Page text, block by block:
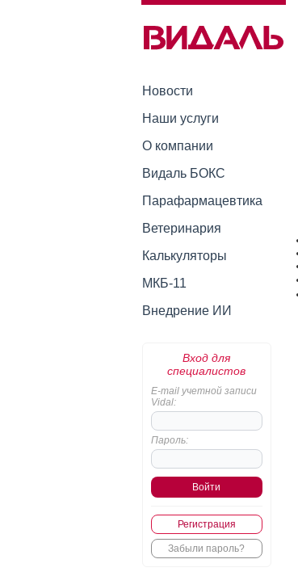
Новости
Наши услуги
О компании
Видаль БОКС
Парафармацевтика
Ветеринария
Калькуляторы
МКБ-11
Внедрение ИИ
Вход для
специалистов
E-mail учетной записи
Vidal:
Пароль:
Регистрация
Забыли пароль?